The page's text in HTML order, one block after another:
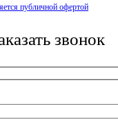
публичной офертой
звонок